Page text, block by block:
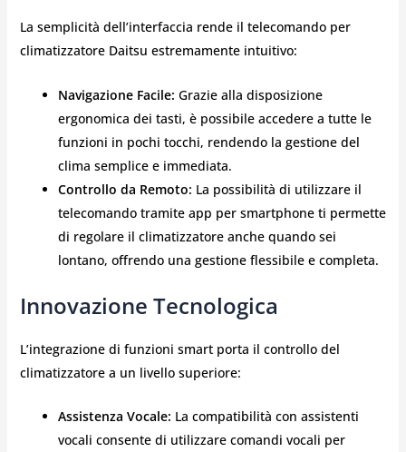
La semplicità dell’interfaccia rende il telecomando per
climatizzatore Daitsu estremamente intuitivo:
Navigazione Facile: Grazie alla disposizione
ergonomica dei tasti, è possibile accedere a tutte le
funzioni in pochi tocchi, rendendo la gestione del
clima semplice e immediata.
Controllo da Remoto: La possibilità di utilizzare il
telecomando tramite app per smartphone ti permette
di regolare il climatizzatore anche quando sei
lontano, offrendo una gestione flessibile e completa.
Innovazione Tecnologica
L’integrazione di funzioni smart porta il controllo del
climatizzatore a un livello superiore:
Assistenza Vocale: La compatibilità con assistenti
vocali consente di utilizzare comandi vocali per